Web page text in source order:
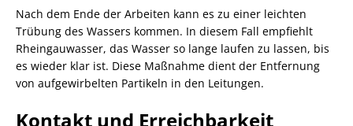
Nach dem Ende der Arbeiten kann es zu einer leichten
Trübung des Wassers kommen. In diesem Fall empfiehlt
Rheingauwasser, das Wasser so lange laufen zu lassen, bis
es wieder klar ist. Diese Maßnahme dient der Entfernung
von aufgewirbelten Partikeln in den Leitungen.
Kontakt und Erreichbarkeit